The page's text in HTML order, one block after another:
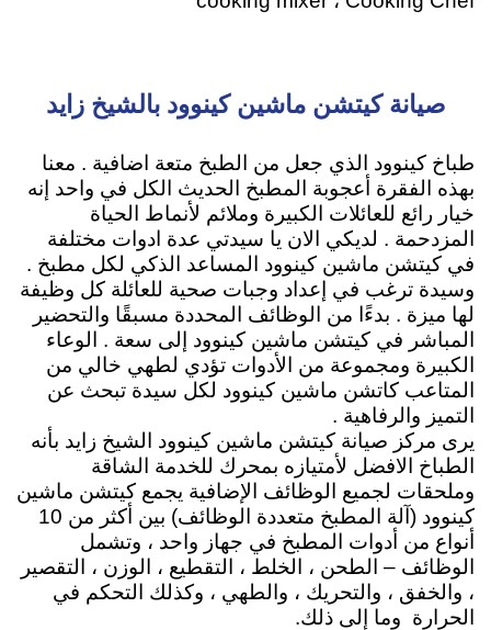
صيانة كيتشن ماشين كينوود بالشيخ زايد
طباخ كينوود الذي جعل من الطبخ متعة اضافية . معنا
بهذه الفقرة أعجوبة المطبخ الحديث الكل في واحد إنه
خيار رائع للعائلات الكبيرة وملائم لأنماط الحياة
المزدحمة . لديكي الان يا سيدتي عدة ادوات مختلفة
في كيتشن ماشين كينوود المساعد الذكي لكل مطبخ .
وسيدة ترغب في إعداد وجبات صحية للعائلة كل وظيفة
لها ميزة . بدءًا من الوظائف المحددة مسبقًا والتحضير
المباشر في كيتشن ماشين كينوود إلى سعة . الوعاء
الكبيرة ومجموعة من الأدوات تؤدي لطهي خالي من
المتاعب كاتشن ماشين كينوود لكل سيدة تبحث عن
التميز والرفاهية .
يرى مركز صيانة كيتشن ماشين كينوود الشيخ زايد بأنه
الطباخ الافضل لأمتيازه بمحرك للخدمة الشاقة
وملحقات لجميع الوظائف الإضافية يجمع كيتشن ماشين
كينوود (آلة المطبخ متعددة الوظائف) بين أكثر من 10
أنواع من أدوات المطبخ في جهاز واحد ، وتشمل
الوظائف – الطحن ، الخلط ، التقطيع ، الوزن ، التقصير
، والخفق ، والتحريك ، والطهي ، وكذلك التحكم في
الحرارة وما إلى ذلك.